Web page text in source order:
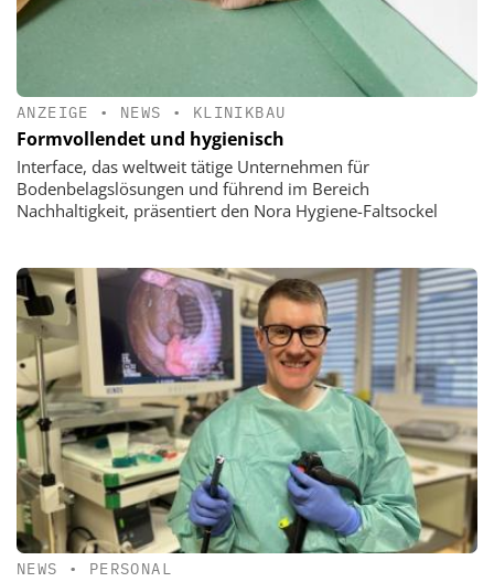
ANZEIGE • NEWS • KLINIKBAU
Formvollendet und hygienisch
Interface, das weltweit tätige Unternehmen für
Bodenbelagslösungen und führend im Bereich
Nachhaltigkeit, präsentiert den Nora Hygiene-Faltsockel
NEWS • PERSONAL